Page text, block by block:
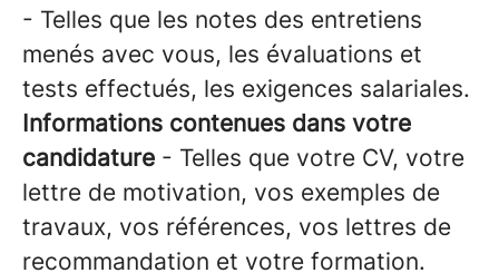
- Telles que les notes des entretiens
menés avec vous, les évaluations et
tests effectués, les exigences salariales.
Informations contenues dans votre
candidature - Telles que votre CV, votre
lettre de motivation, vos exemples de
travaux, vos références, vos lettres de
recommandation et votre formation.